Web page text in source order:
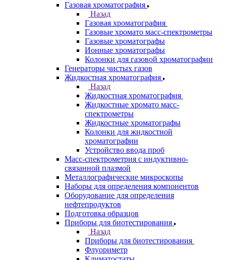
спектрометры
Спектрометры атомно-абсорбционные
Спектрофлуориметры
ЭПР спектрометры
ЯМР-спектрометры
Анализаторы
Назад
Анализаторы
Анализаторы органических веществ
Анализаторы покрытий
Анализаторы размера частиц
Анализаторы ртути
Элементные анализаторы
Газовая хроматография
Назад
Газовая хроматография
Газовые хромато масс-спектрометры
Газовые хроматографы
Ионные хроматографы
Колонки для газовой хроматографии
Генераторы чистых газов
Жидкостная хроматография
Назад
Жидкостная хроматография
Жидкостные хромато масс-
спектрометры
Жидкостные хроматографы
Колонки для жидкостной